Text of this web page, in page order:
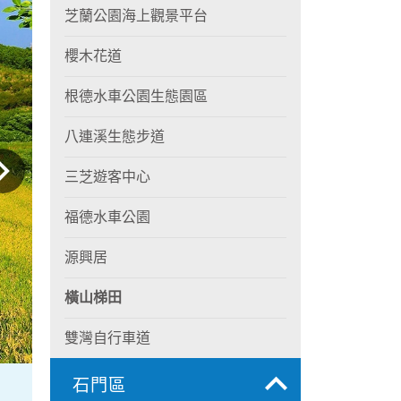
芝蘭公園海上觀景平台
櫻木花道
根德水車公園生態園區
八連溪生態步道
三芝遊客中心
福德水車公園
源興居
橫山梯田
雙灣自行車道
石門區